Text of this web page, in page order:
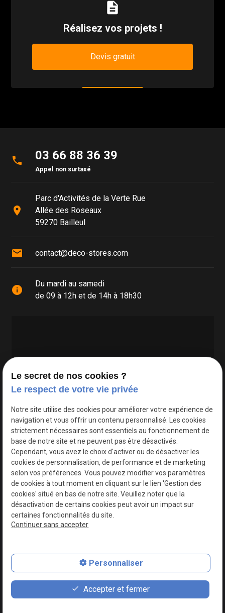
description
Réalisez vos projets !
Devis gratuit
phone 03 66 88 36 39
Appel non surtaxé
place
Parc d'Activités de la Verte Rue
Allée des Roseaux
59270 Bailleul
mail contact@deco-stores.com
info
Du mardi au samedi
de 09 à 12h et de 14h à 18h30
Google Maps Search API est désactivé.
Plan du site
Mentions légales
Politique de confidentialité
Le secret de nos cookies ?
Le respect de votre vie privée
Notre site utilise des cookies pour améliorer votre expérience de
navigation et vous offrir un contenu personnalisé. Les cookies
strictement nécessaires sont essentiels au fonctionnement de
base de notre site et ne peuvent pas être désactivés.
Cependant, vous avez le choix d'activer ou de désactiver les
cookies de personnalisation, de performance et de marketing
selon vos préférences. Vous pouvez modifier vos paramètres
de cookies à tout moment en cliquant sur le lien 'Gestion des
cookies' situé en bas de notre site. Veuillez noter que la
désactivation de certains cookies peut avoir un impact sur
certaines fonctionnalités du site.
Continuer sans accepter
Personnaliser
Accepter et fermer